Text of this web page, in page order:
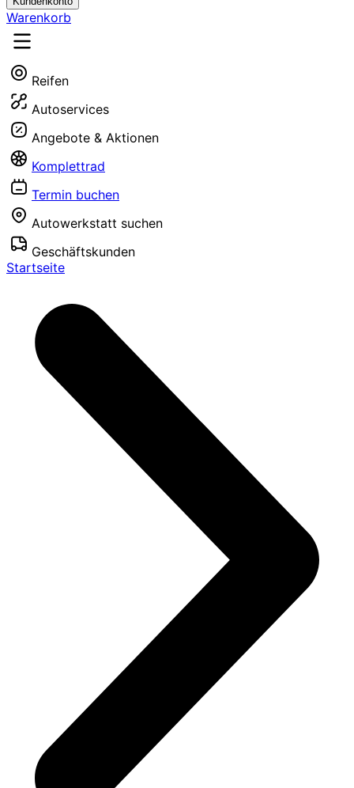
Warenkorb
Reifen
Autoservices
Angebote & Aktionen
Komplettrad
Termin buchen
Autowerkstatt suchen
Geschäftskunden
Startseite